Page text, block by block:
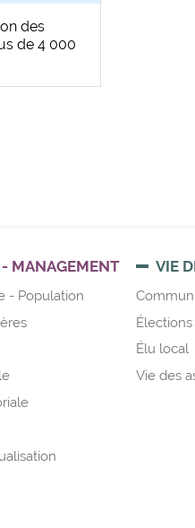
des
de 4 000
MANAGEMENT
- Population
VIE
Élections
Élu local
Vie des